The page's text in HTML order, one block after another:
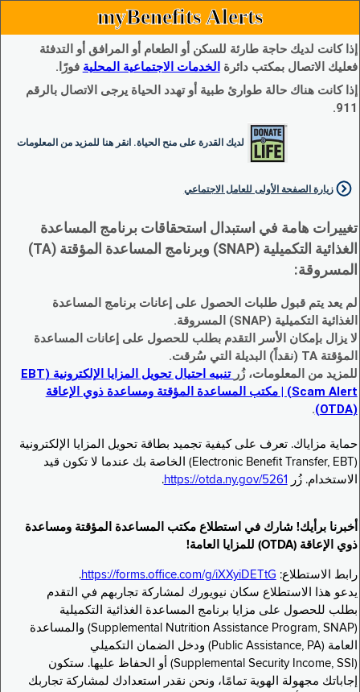
myBenefits Alerts
إذا كانت لديك حاجة طارئة للسكن أو الطعام أو المرافق أو التدفئة
فعليك الاتصال بمكتب دائرة الخدمات الاجتماعية المحلية فورًا.
إذا كانت هناك حالة طوارئ طبية أو تهدد الحياة يرجى الاتصال بالرقم
911.
لديك القدرة على منح الحياة. انقر هنا للمزيد من المعلومات
زيارة الصفحة الأولى للعامل الاجتماعي
تغييرات هامة في استبدال استحقاقات برنامج المساعدة
الغذائية التكميلية (SNAP) وبرنامج المساعدة المؤقتة (TA)
المسروقة:
لم يعد يتم قبول طلبات الحصول على إعانات برنامج المساعدة
الغذائية التكميلية (SNAP) المسروقة.
لا يزال بإمكان الأسر التقدم بطلب للحصول على إعانات المساعدة
المؤقتة TA (نقداً) البديلة التي سُرقت.
للمزيد من المعلومات، زُر
تنبيه احتيال تحويل المزايا الإلكترونية (EBT
Scam Alert) | مكتب المساعدة المؤقتة ومساعدة ذوي الإعاقة
(OTDA)
.
حماية مزاياك. تعرف على كيفية تجميد بطاقة تحويل المزايا الإلكترونية
(Electronic Benefit Transfer, EBT) الخاصة بك عندما لا تكون قيد
الاستخدام. زُر
https://otda.ny.gov/5261
.
أخبرنا برأيك! شارك في استطلاع مكتب المساعدة المؤقتة ومساعدة
ذوي الإعاقة (OTDA) للمزايا العامة!
رابط الاستطلاع: https://forms.office.com/g/iXXyiDETtG
.
يدعو هذا الاستطلاع سكان نيويورك لمشاركة تجاربهم في التقدم
بطلب للحصول على مزايا برنامج المساعدة الغذائية التكميلية
(Supplemental Nutrition Assistance Program, SNAP) والمساعدة
العامة (Public Assistance, PA) ودخل الضمان التكميلي
(Supplemental Security Income, SSI) أو الحفاظ عليها. ستكون
إجاباتك مجهولة الهوية تمامًا، ونحن نقدر استعدادك لمشاركة تجاربك